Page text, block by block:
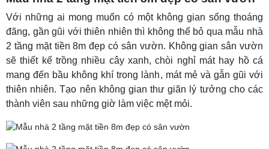
Với những ai mong muốn có một không gian sống thoáng
đãng, gần gũi với thiên nhiên thì không thể bỏ qua mẫu nhà
2 tầng mặt tiền 8m đẹp có sân vườn. Không gian sân vườn
sẽ thiết kế trồng nhiều cây xanh, chòi nghỉ mát hay hồ cá
mang đến bầu không khí trong lành, mát mẻ và gẫn gũi với
thiên nhiên. Tạo nên không gian thư giãn lý tưởng cho các
thành viên sau những giờ làm việc mệt mỏi.